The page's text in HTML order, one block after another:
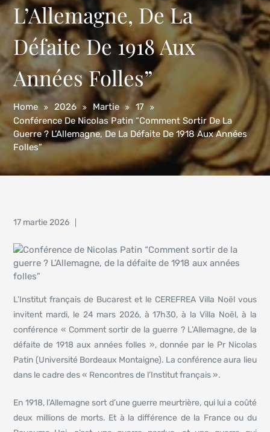
L’Allemagne, De La
Défaite De 1918 Aux
Années Folles”
Home 2026 Martie
17
Conférence De Nicolas Patin “Comment Sortir De La
Guerre ? L’Allemagne, De La Défaite De 1918 Aux Années
Folles”
17 martie 2026
L’Institut français de Bucarest et le CEREFREA Villa Noël vous
invitent mardi, le 24 mars 2026, à 17h30, à la Villa Noël, à la
conférence « Comment sortir de la guerre ? L’Allemagne, de la
défaite de 1918 aux années folles », donnée par le Pr Nicolas
Patin (Université Bordeaux Montaigne). La conférence aura lieu
dans le cadre des « Rencontres de l’Institut français ».
En 1918, l’Allemagne sort d’une guerre meurtrière, qui lui a coûté
deux millions de morts. Et à la différence de la France ou du